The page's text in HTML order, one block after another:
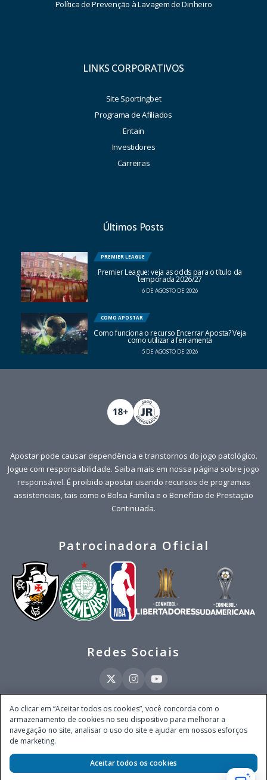
Política de Prevenção à Lavagem de Dinheiro
LINKS CORPORATIVOS
Site Sportingbet
Programa de Afiliados
Entain
Investidores
Carreiras
Últimos Posts
PREMIER LEAGUE
Premier League: veja as odds para o título da
temporada 2026/27
6 DE AGOSTO DE 2026
COMO APOSTAR
Como funciona o recurso Encerrar Aposta? Veja
como utilizar a ferramenta
5 DE AGOSTO DE 2026
Apostar pode causar dependência e transtornos do jogo patológico.
Jogue com responsabilidade. Saiba mais em nossa página sobre jogo
responsável. É proibido apostar usando recursos de programas
assistenciais, tais como o Bolsa Família e o Benefício de Prestação
Continuada.
Patrocinadora Oficial
Redes Sociais
Este site é operado pela Ventmear Brasil LTDA (CNPJ 52.868.380/0001-84), com
endereço na Avenida Brigadeiro Faria Lima, nº 4.055, 3º andar, Itaim Bibi, no
Município de São Paulo, Estado de São Paulo, CEP 04538-133, Brasil - empresa
Secretaria de Prêmios e Apostas do Ministério da Fazenda, conforme Portaria nº
247, de 07.02.2025, publicada no DOU em 11.2.2025.
Ao clicar em “Aceitar todos os cookies”, você concorda com o
armazenamento de cookies no seu dispositivo para melhorar a
navegação no site, analisar o uso do site e ajudar em nossos esforços
de marketing.
Aceitar todos os cookies